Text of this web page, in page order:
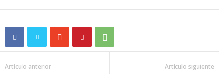
Artículo anterior Artículo siguiente